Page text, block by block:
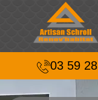
03 59